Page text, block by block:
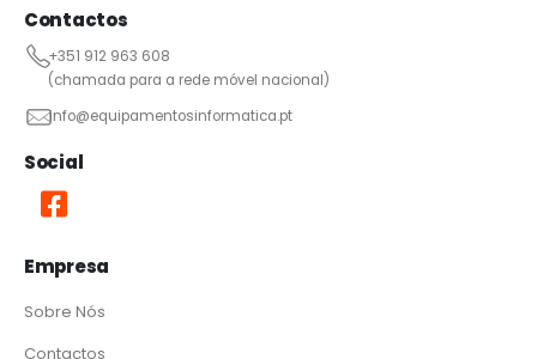
Contactos
+351 912 963 608
(chamada para a rede móvel nacional)
info@equipamentosinformatica.pt
Social
Empresa
Sobre Nós
Contactos